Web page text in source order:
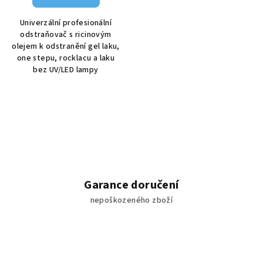
Univerzální profesionální
odstraňovač s ricinovým
olejem k odstranění gel laku,
one stepu, rocklacu a laku
bez UV/LED lampy
Garance doručení
nepoškozeného zboží